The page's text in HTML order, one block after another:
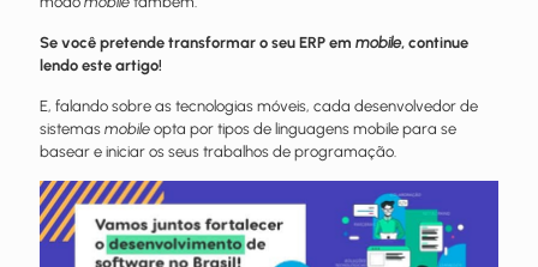
Se você pretende transformar o seu ERP em mobile, continue
lendo este artigo!
E, falando sobre as tecnologias móveis, cada desenvolvedor de
sistemas mobile opta por tipos de linguagens mobile para se
basear e iniciar os seus trabalhos de programação.